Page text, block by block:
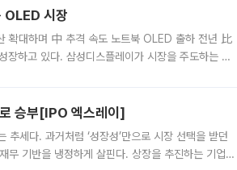
OLED 시장
대하며 中 추격 속도 노트북 OLED 출하 전년 比
하고 있다. 삼성디스플레이가 시장을 주도하는 가
승부[IPO 엑스레이]
세다. 과거처럼 ‘성장성’만으로 시장 선택을 받던
무 기반을 냉정하게 살핀다. 상장을 추진하는 기업들